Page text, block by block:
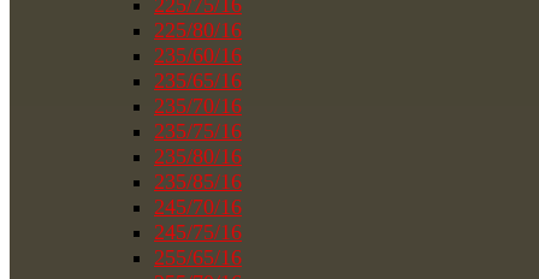
225/75/16
225/80/16
235/60/16
235/65/16
235/70/16
235/75/16
235/80/16
235/85/16
245/70/16
245/75/16
255/65/16